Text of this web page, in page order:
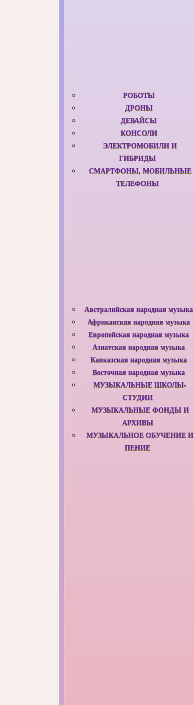
РОБОТЫ
ДРОНЫ
ДЕВАЙСЫ
КОНСОЛИ
ЭЛЕКТРОМОБИЛИ И
ГИБРИДЫ
СМАРТФОНЫ, МОБИЛЬНЫЕ
ТЕЛЕФОНЫ
Австралийская народная музыка
Африканская народная музыка
Европейская народная музыка
Азиатская народная музыка
Кавказская народная музыка
Восточная народная музыка
МУЗЫКАЛЬНЫЕ ШКОЛЫ-
СТУДИИ
МУЗЫКАЛЬНЫЕ ФОНДЫ И
АРХИВЫ
МУЗЫКАЛЬНОЕ ОБУЧЕНИЕ И
ПЕНИЕ